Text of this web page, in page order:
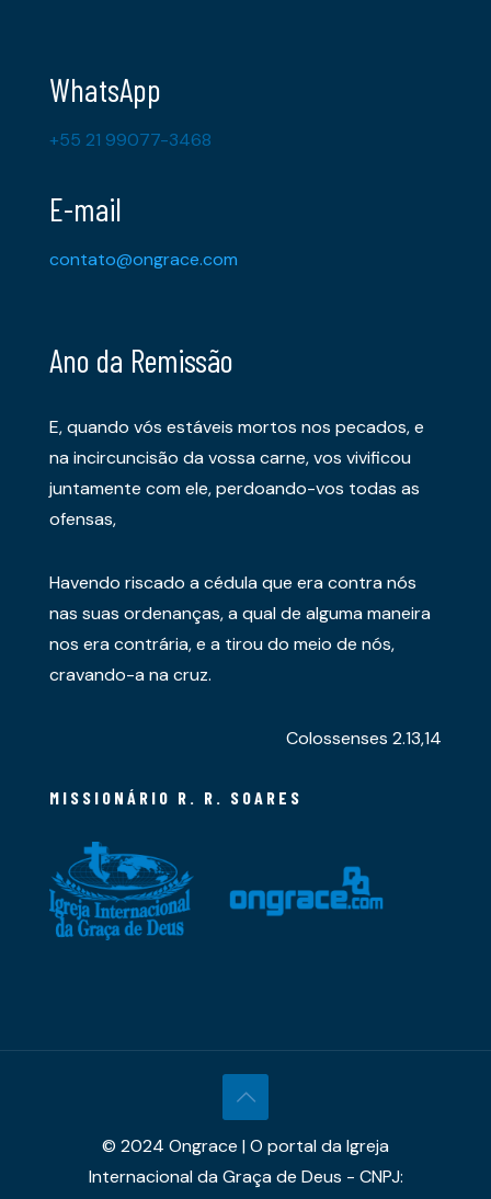
WhatsApp
+55 21 99077-3468
E-mail
contato@ongrace.com
Ano da Remissão
E, quando vós estáveis mortos nos pecados, e
na incircuncisão da vossa carne, vos vivificou
juntamente com ele, perdoando-vos todas as
ofensas,
Havendo riscado a cédula que era contra nós
nas suas ordenanças, a qual de alguma maneira
nos era contrária, e a tirou do meio de nós,
cravando-a na cruz.
Colossenses 2.13,14
MISSIONÁRIO R. R. SOARES
© 2024 Ongrace | O portal da Igreja
Internacional da Graça de Deus - CNPJ: